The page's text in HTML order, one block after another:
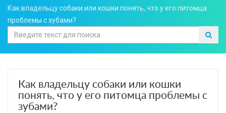
Как владельцу собаки или кошки понять, что у его питомца
проблемы с зубами?
Как владельцу собаки или кошки
понять, что у его питомца проблемы с
зубами?